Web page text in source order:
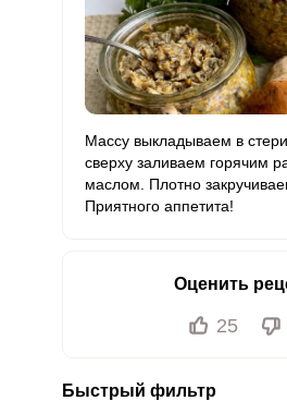
Массу выкладываем в
сверху заливаем горячим
маслом. Плотно
Приятного аппетита!
Оценить
25
Быстрый фильтр